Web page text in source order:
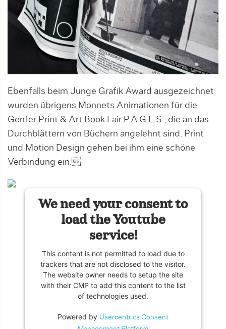
Ebenfalls beim Junge Grafik Award ausgezeichnet
wurden übrigens Monnets Animatio­nen für die
Genfer Print & Art Book Fair P.A.G.E.S., die an das
Durchblättern von Büchern angelehnt sind. Print
und Motion Design gehen bei ihm eine schöne
Verbindung ein.
We need your consent to
load the Youtube
service!
This content is not permitted to load due to
trackers that are not disclosed to the visitor.
The website owner needs to setup the site
with their CMP to add this content to the list
of technologies used.
Powered by Usercentrics Consent